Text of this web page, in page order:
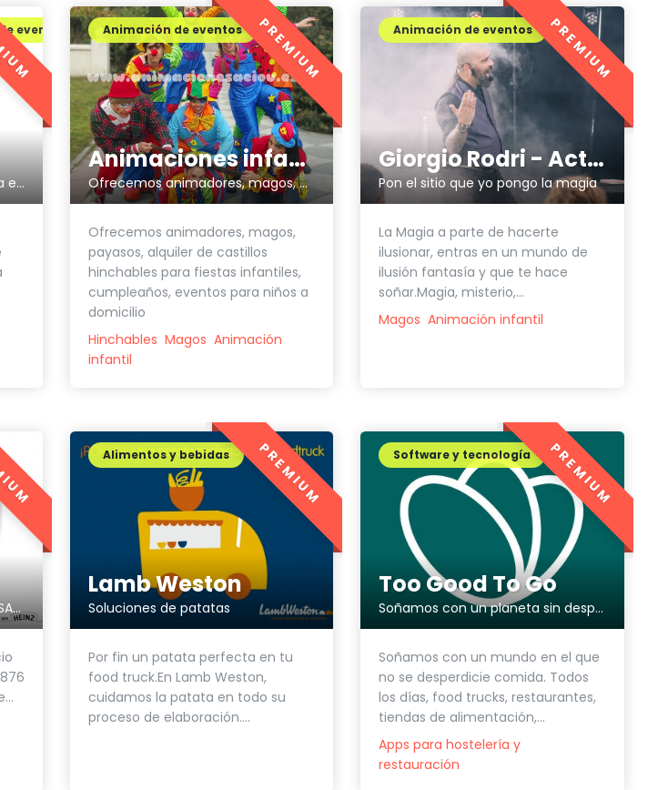
Eventos Guau: salir del sofá para entrar en el momento
eventos
Animaciones infantiles Aeiou
Ofrecemos animadores, magos, payasos para fiestas infantiles
Animación de eventos
Ofrecemos animadores, magos,
payasos, alquiler de castillos
hinchables para fiestas infantiles,
cumpleaños, eventos para niños a
domicilio
Hinchables Magos Animación
infantil
PREMIUM
Giorgio Rodri - Actor & Mago
Pon el sitio que yo pongo la magia
Animación de eventos
La Magia a parte de hacerte
ilusionar, entras en un mundo de
ilusión fantasía y que te hace
soñar.Magia, misterio,...
Magos Animación infantil
PREMIUM
EL AUTENTICO SABOR DE LAS SALSAS HEINZ
Lamb Weston
Soluciones de patatas
Alimentos y bebidas
Por fin un patata perfecta en tu
food truck.En Lamb Weston,
cuidamos la patata en todo su
proceso de elaboración....
PREMIUM
Too Good To Go
Soñamos con un planeta sin desperdicios
Software y tecnología
Soñamos con un mundo en el que
no se desperdicie comida. Todos
los días, food trucks, restaurantes,
tiendas de alimentación,...
Apps para hostelería y
restauración
PREMIUM